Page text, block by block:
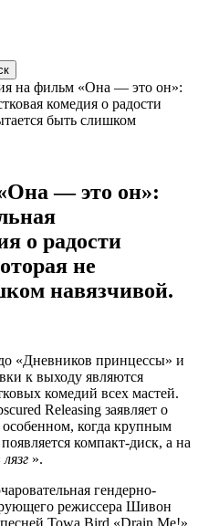
на фильм «Она — это он»:
комедия о радости
быть слишком
— это он»:
о радости
не
навязчивой.
«Дневников принцессы» и
к выходу являются
комедий всех мастей.
Releasing заявляет о
особенном, когда крупным
компакт-диск, а на
лязг ».
гендерно-
режиссера Шивон
Towa Bird «Drain Me!»